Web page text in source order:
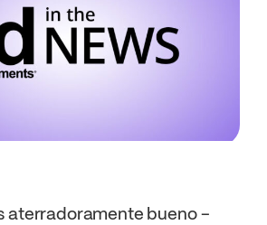
aterradoramente bueno -